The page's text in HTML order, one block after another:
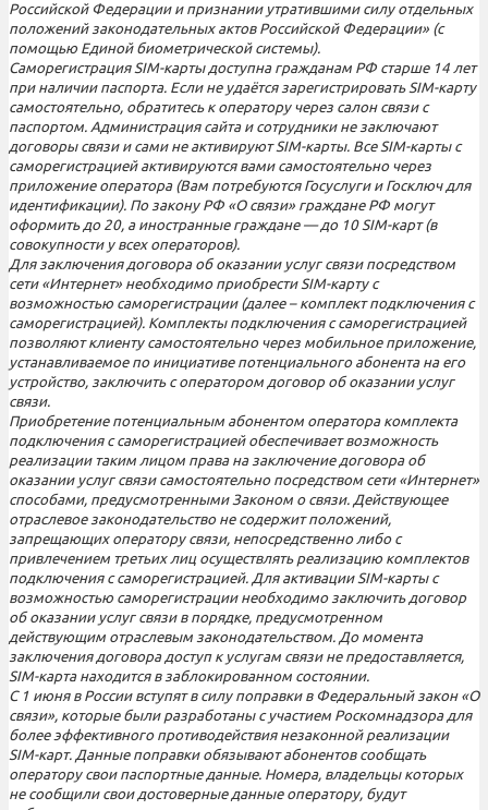
Российской Федерации и признании утратившими силу отдельных
положений законодательных актов Российской Федерации» (с
помощью Единой биометрической системы).
Саморегистрация SIM-карты доступна гражданам РФ старше 14 лет
при наличии паспорта. Если не удаётся зарегистрировать SIM-карту
самостоятельно, обратитесь к оператору через салон связи с
паспортом. Администрация сайта и сотрудники не заключают
договоры связи и сами не активируют SIM-карты. Все SIM-карты с
саморегистрацией активируются вами самостоятельно через
приложение оператора (Вам потребуются Госуслуги и Госключ для
идентификации). По закону РФ «О связи» граждане РФ могут
оформить до 20, а иностранные граждане — до 10 SIM-карт (в
совокупности у всех операторов).
Для заключения договора об оказании услуг связи посредством
сети «Интернет» необходимо приобрести SIM-карту с
возможностью саморегистрации (далее – комплект подключения с
саморегистрацией). Комплекты подключения с саморегистрацией
позволяют клиенту самостоятельно через мобильное приложение,
устанавливаемое по инициативе потенциального абонента на его
устройство, заключить с оператором договор об оказании услуг
связи.
Приобретение потенциальным абонентом оператора комплекта
подключения с саморегистрацией обеспечивает возможность
реализации таким лицом права на заключение договора об
оказании услуг связи самостоятельно посредством сети «Интернет»
способами, предусмотренными Законом о связи. Действующее
отраслевое законодательство не содержит положений,
запрещающих оператору связи, непосредственно либо с
привлечением третьих лиц осуществлять реализацию комплектов
подключения с саморегистрацией. Для активации SIM-карты с
возможностью саморегистрации необходимо заключить договор
об оказании услуг связи в порядке, предусмотренном
действующим отраслевым законодательством. До момента
заключения договора доступ к услугам связи не предоставляется,
SIM-карта находится в заблокированном состоянии.
С 1 июня в России вступят в силу поправки в Федеральный закон «О
связи», которые были разработаны с участием Роскомнадзора для
более эффективного противодействия незаконной реализации
SIM-карт. Данные поправки обязывают абонентов сообщать
оператору свои паспортные данные. Номера, владельцы которых
не сообщили свои достоверные данные оператору, будут